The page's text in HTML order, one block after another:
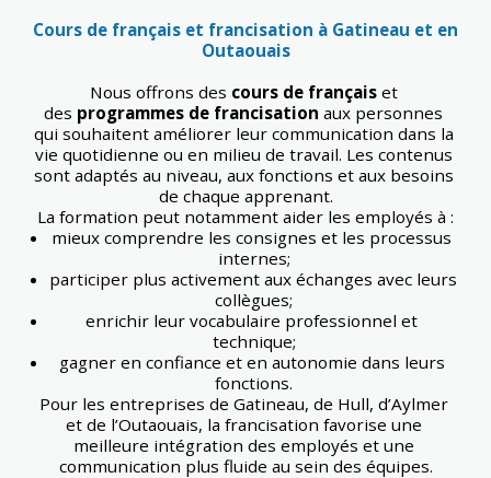
Cours de français et francisation à Gatineau et en
Outaouais
Nous offrons des cours de français et
des programmes de francisation aux personnes
qui souhaitent améliorer leur communication dans la
vie quotidienne ou en milieu de travail. Les contenus
sont adaptés au niveau, aux fonctions et aux besoins
de chaque apprenant.
La formation peut notamment aider les employés à :
mieux comprendre les consignes et les processus
internes;
participer plus activement aux échanges avec leurs
collègues;
enrichir leur vocabulaire professionnel et
technique;
gagner en confiance et en autonomie dans leurs
fonctions.
Pour les entreprises de Gatineau, de Hull, d’Aylmer
et de l’Outaouais, la francisation favorise une
meilleure intégration des employés et une
communication plus fluide au sein des équipes.